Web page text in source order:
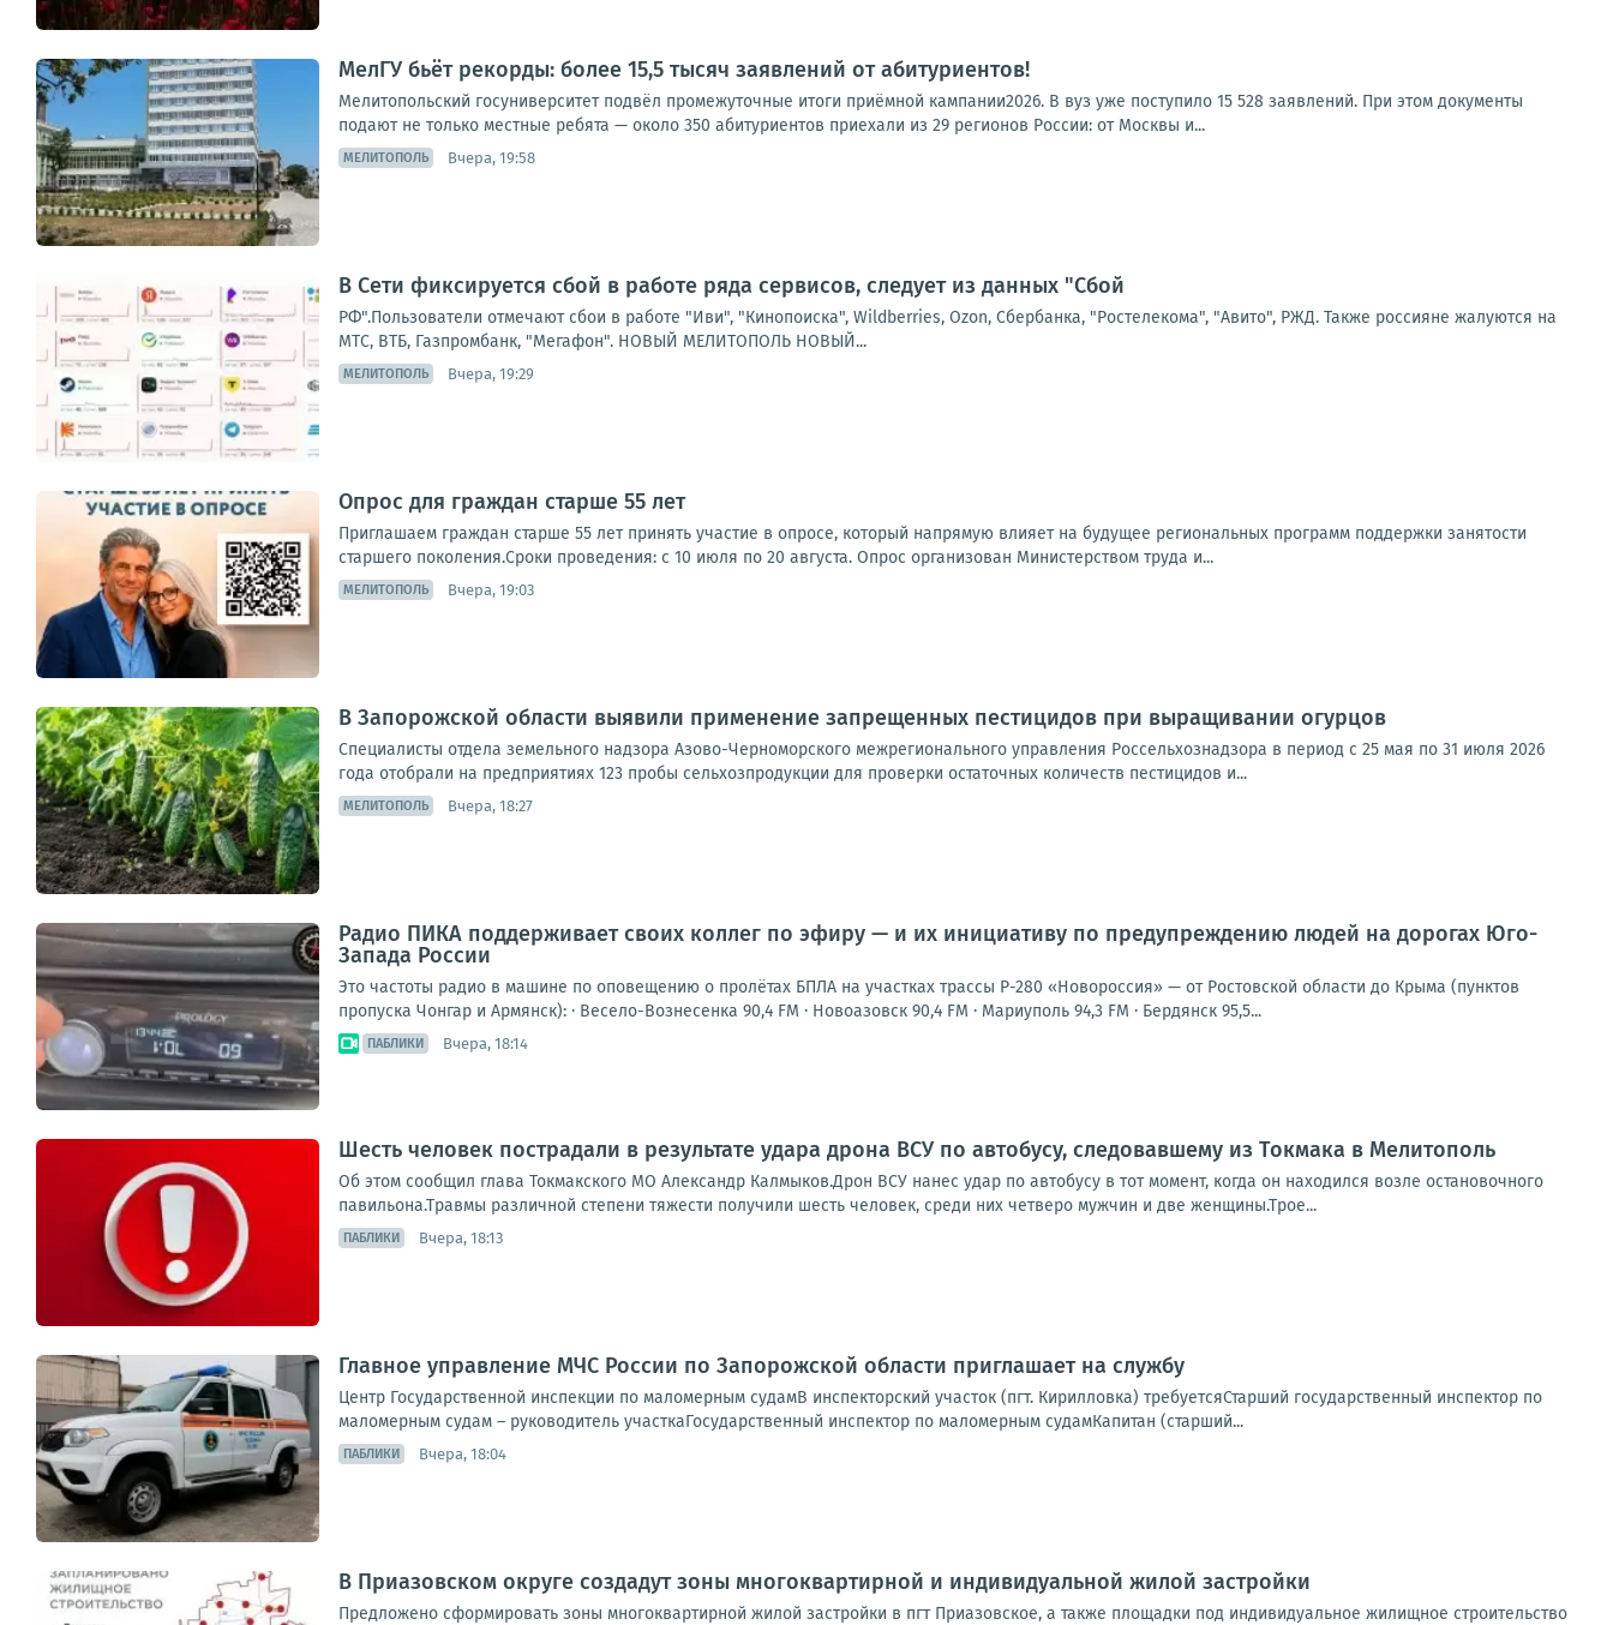
МелГУ бьёт рекорды: более 15,5 тысяч заявлений от абитуриентов!
Мелитопольский госуниверситет подвёл промежуточные итоги приёмной кампании2026. В вуз уже поступило 15 528 заявлений. При этом документы
подают не только местные ребята — около 350 абитуриентов приехали из 29 регионов России: от Москвы и...
МЕЛИТОПОЛЬ Вчера, 19:58
В Сети фиксируется сбой в работе ряда сервисов, следует из данных "Сбой
РФ".Пользователи отмечают сбои в работе "Иви", "Кинопоиска", Wildberries, Ozon, Сбербанка, "Ростелекома", "Авито", РЖД. Также россияне жалуются на
МТС, ВТБ, Газпромбанк, "Мегафон". НОВЫЙ МЕЛИТОПОЛЬ НОВЫЙ...
МЕЛИТОПОЛЬ Вчера, 19:29
Опрос для граждан старше 55 лет
Приглашаем граждан старше 55 лет принять участие в опросе, который напрямую влияет на будущее региональных программ поддержки занятости
старшего поколения.Сроки проведения: с 10 июля по 20 августа. Опрос организован Министерством труда и...
МЕЛИТОПОЛЬ Вчера, 19:03
В Запорожской области выявили применение запрещенных пестицидов при выращивании огурцов
Специалисты отдела земельного надзора Азово-Черноморского межрегионального управления Россельхознадзора в период с 25 мая по 31 июля 2026
года отобрали на предприятиях 123 пробы сельхозпродукции для проверки остаточных количеств пестицидов и...
МЕЛИТОПОЛЬ Вчера, 18:27
Радио ПИКА поддерживает своих коллег по эфиру — и их инициативу по предупреждению людей на дорогах Юго-
Запада России
Это частоты радио в машине по оповещению о пролётах БПЛА на участках трассы Р-280 «Новороссия» — от Ростовской области до Крыма (пунктов
пропуска Чонгар и Армянск): · Весело-Вознесенка 90,4 FM · Новоазовск 90,4 FM · Мариуполь 94,3 FM · Бердянск 95,5...
ПАБЛИКИ Вчера, 18:14
Шесть человек пострадали в результате удара дрона ВСУ по автобусу, следовавшему из Токмака в Мелитополь
Об этом сообщил глава Токмакского МО Александр Калмыков.Дрон ВСУ нанес удар по автобусу в тот момент, когда он находился возле остановочного
павильона.Травмы различной степени тяжести получили шесть человек, среди них четверо мужчин и две женщины.Трое...
ПАБЛИКИ Вчера, 18:13
Главное управление МЧС России по Запорожской области приглашает на службу
Центр Государственной инспекции по маломерным судамВ инспекторский участок (пгт. Кирилловка) требуетсяСтарший государственный инспектор по
маломерным судам – руководитель участкаГосударственный инспектор по маломерным судамКапитан (старший...
ПАБЛИКИ Вчера, 18:04
В Приазовском округе создадут зоны многоквартирной и индивидуальной жилой застройки
Предложено сформировать зоны многоквартирной жилой застройки в пгт Приазовское, а также площадки под индивидуальное жилищное строительство